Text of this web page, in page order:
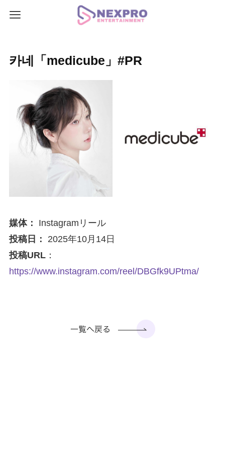
카네「medicube」#PR
媒体：
Instagramリール
投稿日：
2025年10月14日
投稿URL：
https://www.instagram.com/reel/DBGfk9UPtma/